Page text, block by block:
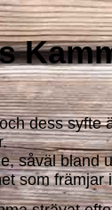
dess syfte
såväl bland
som främjar